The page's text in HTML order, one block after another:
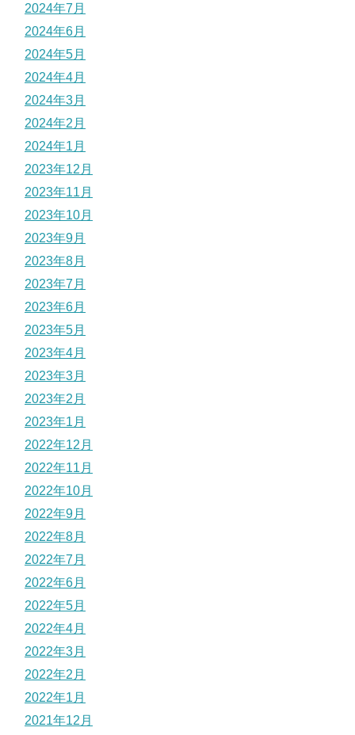
2024年7月
2024年6月
2024年5月
2024年4月
2024年3月
2024年2月
2024年1月
2023年12月
2023年11月
2023年10月
2023年9月
2023年8月
2023年7月
2023年6月
2023年5月
2023年4月
2023年3月
2023年2月
2023年1月
2022年12月
2022年11月
2022年10月
2022年9月
2022年8月
2022年7月
2022年6月
2022年5月
2022年4月
2022年3月
2022年2月
2022年1月
2021年12月